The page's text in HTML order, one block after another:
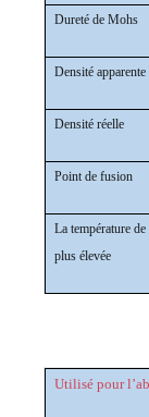
Dureté de Mohs
Densité apparente
Densité réelle
Point de fusion
La température
plus élevée
Utilisé pour